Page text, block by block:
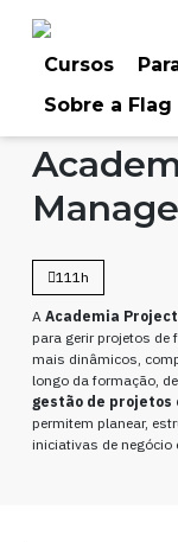
Cursos
Sobre a Flag
Home Cursos
111h
A Academia
para gerir projetos de
mais dinâmicos,
longo da formação,
gestão de projetos
permitem planear,
iniciativas de negócio